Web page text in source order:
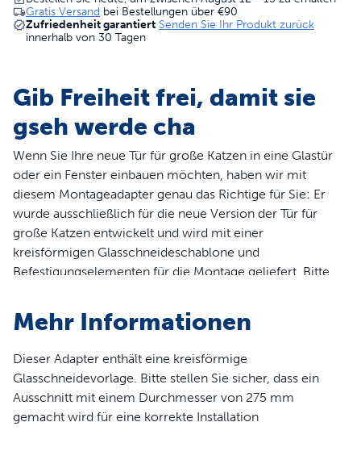
Gratis Versand bei Bestellungen über €90
Zufriedenheit garantiert Senden Sie Ihr Produkt zurück
innerhalb von 30 Tagen
Gib Freiheit frei, damit sie
gseh werde cha
Wenn Sie Ihre neue Tür für große Katzen in eine Glastür
oder ein Fenster einbauen möchten, haben wir mit
diesem Montageadapter genau das Richtige für Sie: Er
wurde ausschließlich für die neue Version der Tür für
große Katzen entwickelt und wird mit einer
kreisförmigen Glasschneideschablone und
Befestigungselementen für die Montage geliefert. Bitte
professionellen Glaser ausgeführt werden muss und bei
Türen mit Mehrfachverglasung oder Hartglas der
muss. Ihre Haustiere verdienen das Beste. Vertrauen Sie
PetSafe®, damit sie gesund, sicher und glücklich bleiben.
Produktinformation
Mehr Informationen
Dieser Adapter enthält eine kreisförmige
Glasschneidevorlage. Bitte stellen Sie sicher, dass ein
Ausschnitt mit einem Durchmesser von 275 mm
gemacht wird für eine korrekte Installation